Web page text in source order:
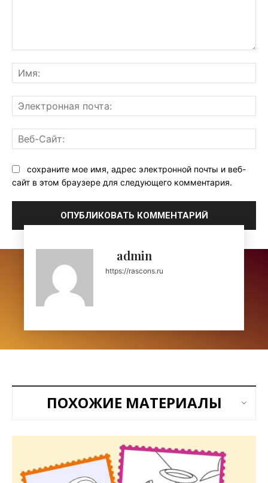
сохраните мое имя, адрес электронной почты и веб-
сайт в этом браузере для следующего комментария.
admin
https://rascons.ru
ПОХОЖИЕ МАТЕРИАЛЫ